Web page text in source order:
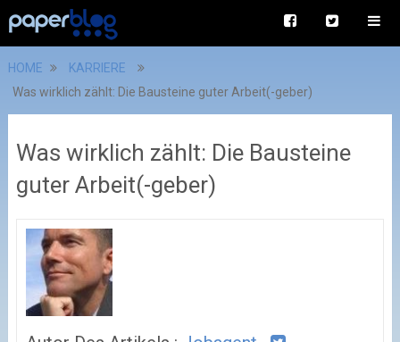
HOME
KARRIERE
Was wirklich zählt: Die Bausteine guter Arbeit(-geber)
Was wirklich zählt: Die Bausteine
guter Arbeit(-geber)